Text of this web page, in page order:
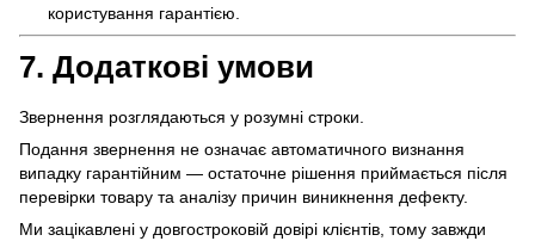
користування гарантією.
7. Додаткові умови
Звернення розглядаються у розумні строки.
Подання звернення не означає автоматичного визнання
випадку гарантійним — остаточне рішення приймається після
перевірки товару та аналізу причин виникнення дефекту.
Ми зацікавлені у довгостроковій довірі клієнтів, тому завжди